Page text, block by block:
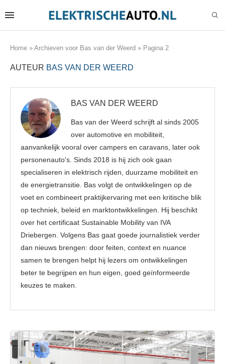
Home » Archieven voor Bas van der Weerd » Pagina 2
AUTEUR BAS VAN DER WEERD
BAS VAN DER WEERD
Bas van der Weerd schrijft al sinds 2005
over automotive en mobiliteit,
aanvankelijk vooral over campers en caravans, later ook
personenauto's. Sinds 2018 is hij zich ook gaan
specialiseren in elektrisch rijden, duurzame mobiliteit en
de energietransitie. Bas volgt de ontwikkelingen op de
voet en combineert praktijkervaring met een kritische blik
op techniek, beleid en marktontwikkelingen. Hij beschikt
over het certificaat Sustainable Mobility van IVA
Driebergen. Volgens Bas gaat goede journalistiek verder
dan nieuws brengen: door feiten, context en nuance
samen te brengen helpt hij lezers om ontwikkelingen
beter te begrijpen en hun eigen, goed geïnformeerde
keuzes te maken.